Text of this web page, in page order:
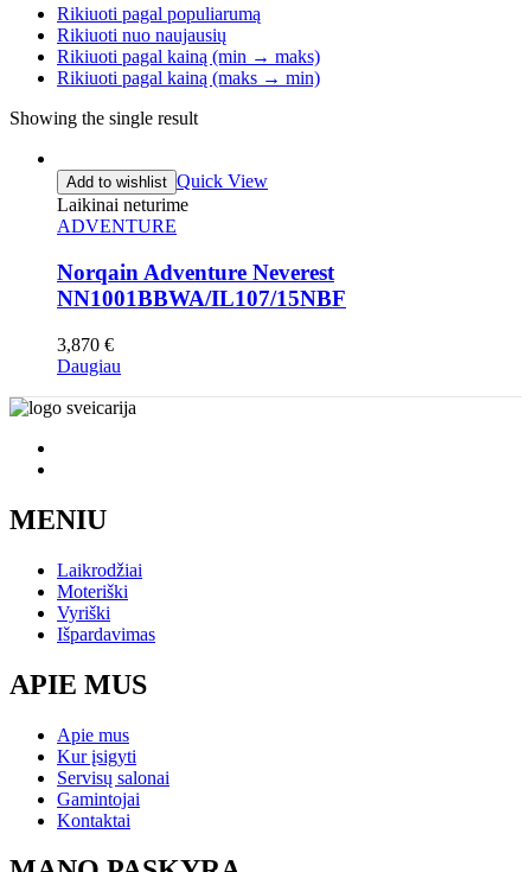
Rikiuoti pagal populiarumą
Rikiuoti nuo naujausių
Rikiuoti pagal kainą (min → maks)
Rikiuoti pagal kainą (maks → min)
Showing the single result
Add to wishlist Quick View
Laikinai neturime
ADVENTURE
Norqain Adventure Neverest
NN1001BBWA/IL107/15NBF
3,870 €
Daugiau
MENIU
Laikrodžiai
Moteriški
Vyriški
Išpardavimas
APIE MUS
Apie mus
Kur įsigyti
Servisų salonai
Gamintojai
Kontaktai